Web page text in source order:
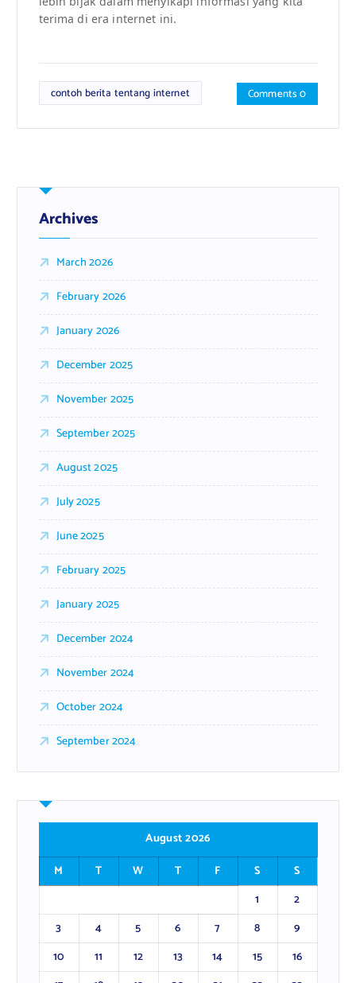
terima di era internet ini.
contoh berita tentang internet Comments 0
Archives
March 2026
February 2026
January 2026
December 2025
November 2025
September 2025
August 2025
July 2025
June 2025
February 2025
January 2025
December 2024
November 2024
October 2024
September 2024
August 2026
M
T W T F S
S
1
2
3
4 5 6 7 8
9
10
11 12 13 14 15
16